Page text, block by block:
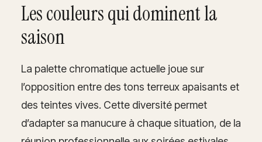
Les couleurs qui dominent la
saison
La palette chromatique actuelle joue sur
l’opposition entre des tons terreux apaisants et
des teintes vives. Cette diversité permet
d’adapter sa manucure à chaque situation, de la